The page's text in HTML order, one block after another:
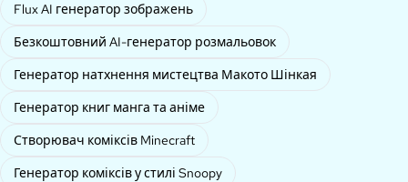
Flux AI генератор зображень
Безкоштовний AI-генератор розмальовок
Генератор натхнення мистецтва Макото Шінкая
Генератор книг манга та аніме
Створювач коміксів Minecraft
Генератор коміксів у стилі Snoopy